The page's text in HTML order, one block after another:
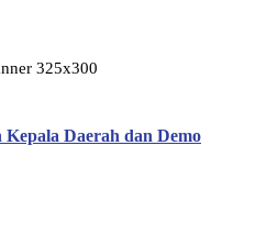
Kepala Daerah dan Demo